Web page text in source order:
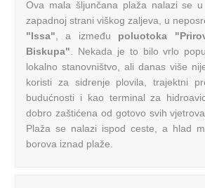
Ova mala šljunčana plaža nalazi se u
zapadnoj strani viškog zaljeva, u
"Issa" , a između poluotoka
Biskupa" . Nekada je to bilo vrlo
lokalno stanovništvo, ali danas više
koristi za sidrenje plovila, trajektni
budućnosti i kao terminal za
dobro zaštićena od gotovo svih
Plaža se nalazi ispod ceste, a hlad
borova iznad plaže.